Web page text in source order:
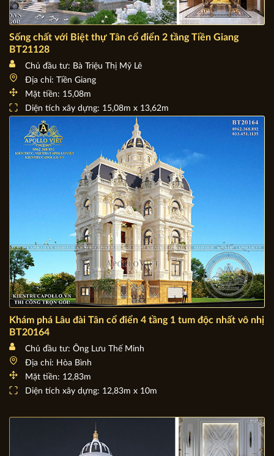
Sống chất với Biệt thự Tân cổ điển 2 tầng Tiền Giang
BT21128
Chủ đầu tư: Bà Triệu Thị Mỹ Lê
Địa chỉ: Tiền Giang
Mặt tiền: 15,08m
Diện tích xây dựng: 15,08m x 13,62m
Khám phá Lâu đài Tân cổ điển 4 tầng 1 tum độc nhất vô nhị
BT20164
Diện tích xây dựng: 12,83m x 10m